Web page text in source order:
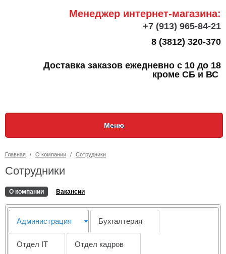
Менеджер интернет-магазина:
+7 (913) 965-84-21
8 (3812) 320-370
Доставка заказов ежедневно с 10 до 18
кроме СБ и ВС
Меню
Главная / О компании / Сотрудники
Сотрудники
О компании Вакансии
Администрация Бухгалтерия
Отдел IT Отдел кадров